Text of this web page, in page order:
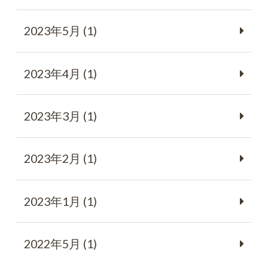
2023年5月 (1)
2023年4月 (1)
2023年3月 (1)
2023年2月 (1)
2023年1月 (1)
2022年5月 (1)